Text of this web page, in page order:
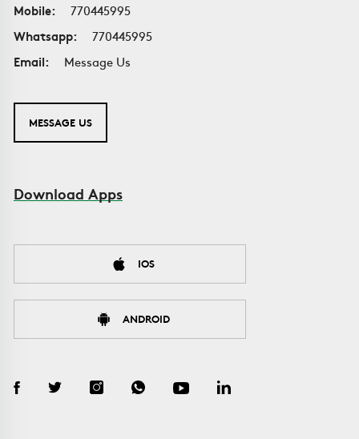
Mobile:
770445995
Whatsapp:
770445995
Email:
Message Us
MESSAGE US
Download Apps
IOS
ANDROID